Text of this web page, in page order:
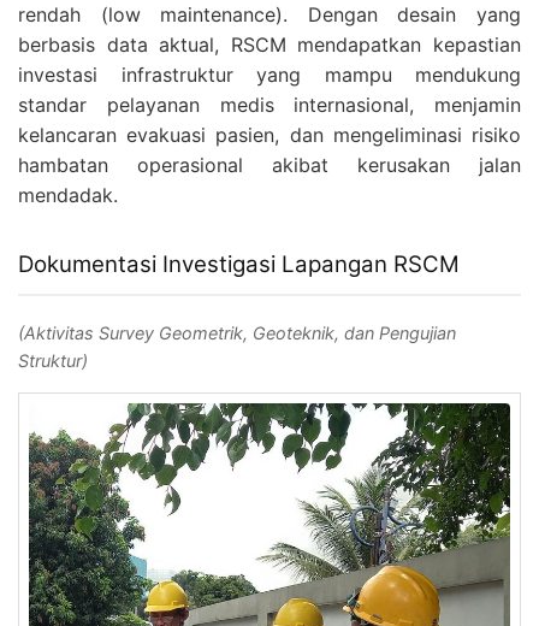
rendah (low maintenance). Dengan desain yang
berbasis data aktual, RSCM mendapatkan kepastian
investasi infrastruktur yang mampu mendukung
standar pelayanan medis internasional, menjamin
kelancaran evakuasi pasien, dan mengeliminasi risiko
hambatan operasional akibat kerusakan jalan
mendadak.
Dokumentasi Investigasi Lapangan RSCM
(Aktivitas Survey Geometrik, Geoteknik, dan Pengujian
Struktur)